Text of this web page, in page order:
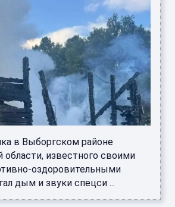
в Выборгском районе
области, известного своими
оздоровительными
дым и звуки спецси ...